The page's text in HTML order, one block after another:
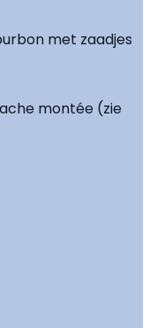
met zaadjes
montée (zie